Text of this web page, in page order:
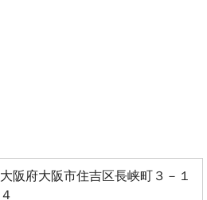
大阪府大阪市住吉区長峡町３－１
４